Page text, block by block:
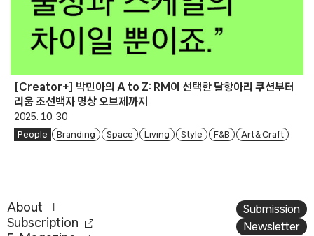
[Creator+] 박민아의 A to Z: RM이 선택한 달항아리 쿠션부터
리움 조선백자 명상 오브제까지
2025. 10. 30
People Branding Space Living Style F&B Art & Craft
About
Subscription
Submission
Newsletter